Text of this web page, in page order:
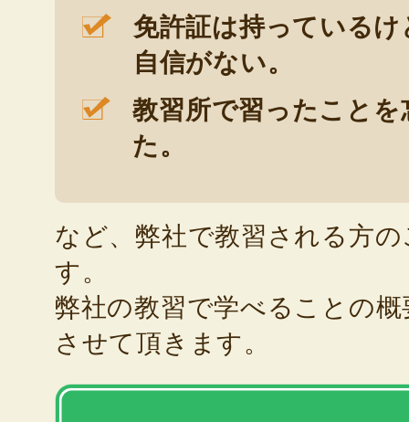
免許証は持っているけ
自信がない。
教習所で習ったこと
た。
など、弊社で教習される方
す。
弊社の教習で学べることの
させて頂きます。